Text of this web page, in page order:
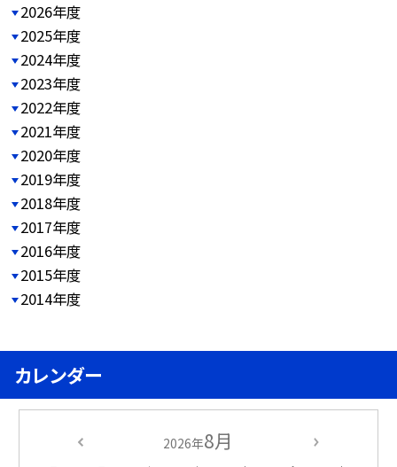
2026年度
2025年度
2024年度
2023年度
2022年度
2021年度
2020年度
2019年度
2018年度
2017年度
2016年度
2015年度
2014年度
カレンダー
2026年8月